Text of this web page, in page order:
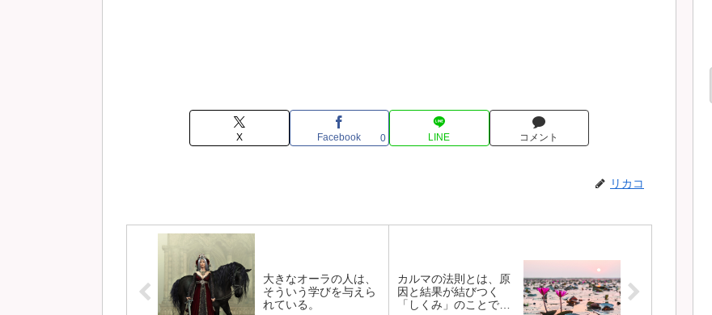
X Facebook 0 LINE コメント
リカコ
大きなオーラの人は、
そういう学びを与えら
れている。
カルマの法則とは、原
因と結果が結びつく
「しくみ」のことで